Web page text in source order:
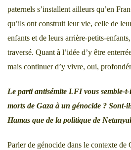
paternels s’installent ailleurs qu’en
qu’ils ont construit leur vie, celle de
enfants et de leurs arrière-petits-
traversé. Quant à l’idée d’y être
mais continuer d’y vivre, oui,
Le parti antisémite LFI vous semble-
morts de Gaza à un génocide ? Sont-
Hamas que de la politique de
Parler de génocide dans le contexte de